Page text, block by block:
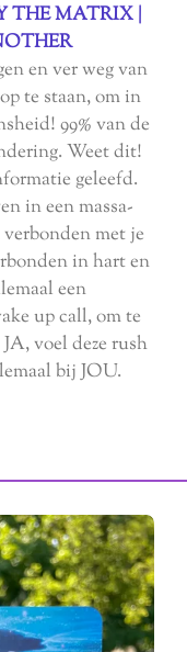
THE MATRIX |
en ver weg van
te staan, om in
99% van de
Weet dit!
geleefd.
in een massa-
met je
in hart en
een
up call, om te
voel deze rush
bij JOU.